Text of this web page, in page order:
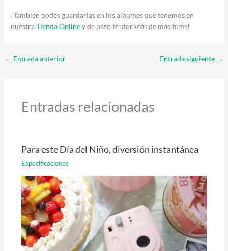
¡También podés guardarlas en los álbumes que tenemos en
nuestraTienda Onliney de paso te stockeás de más films!
← Entrada anterior Entrada siguiente →
Entradas relacionadas
Para este Día del Niño, diversión instantánea
Especificaciones